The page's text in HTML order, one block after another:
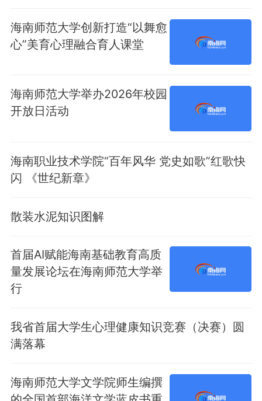
海南师范大学创新打造“以舞愈
心”美育心理融合育人课堂
海南师范大学举办2026年校园
开放日活动
海南职业技术学院“百年风华 党史如歌”红歌快
闪 《世纪新章》
散装水泥知识图解
首届AI赋能海南基础教育高质
量发展论坛在海南师范大学举
行
我省首届大学生心理健康知识竞赛（决赛）圆
满落幕
海南师范大学文学院师生编撰